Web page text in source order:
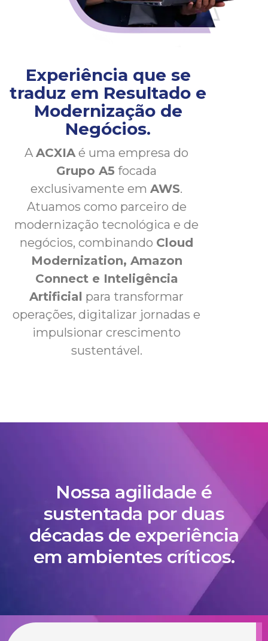
Experiência que se
traduz em Resultado e
Modernização de
Negócios.
AACXIAé uma empresa do
Grupo A5 focada
exclusivamente emAWS.
Atuamos como parceiro de
modernização tecnológica e de
negócios, combinando Cloud
Modernization, Amazon
Connect e Inteligência
Artificial para transformar
operações, digitalizar jornadas e
impulsionar crescimento
sustentável.
Nossa agilidade é
sustentada por duas
décadas de experiência
em ambientes críticos.